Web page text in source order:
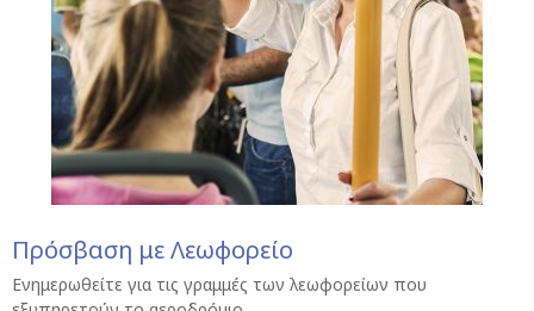
Πρόσβαση με Λεωφορείο
Ενημερωθείτε για τις γραμμές των λεωφορείων που